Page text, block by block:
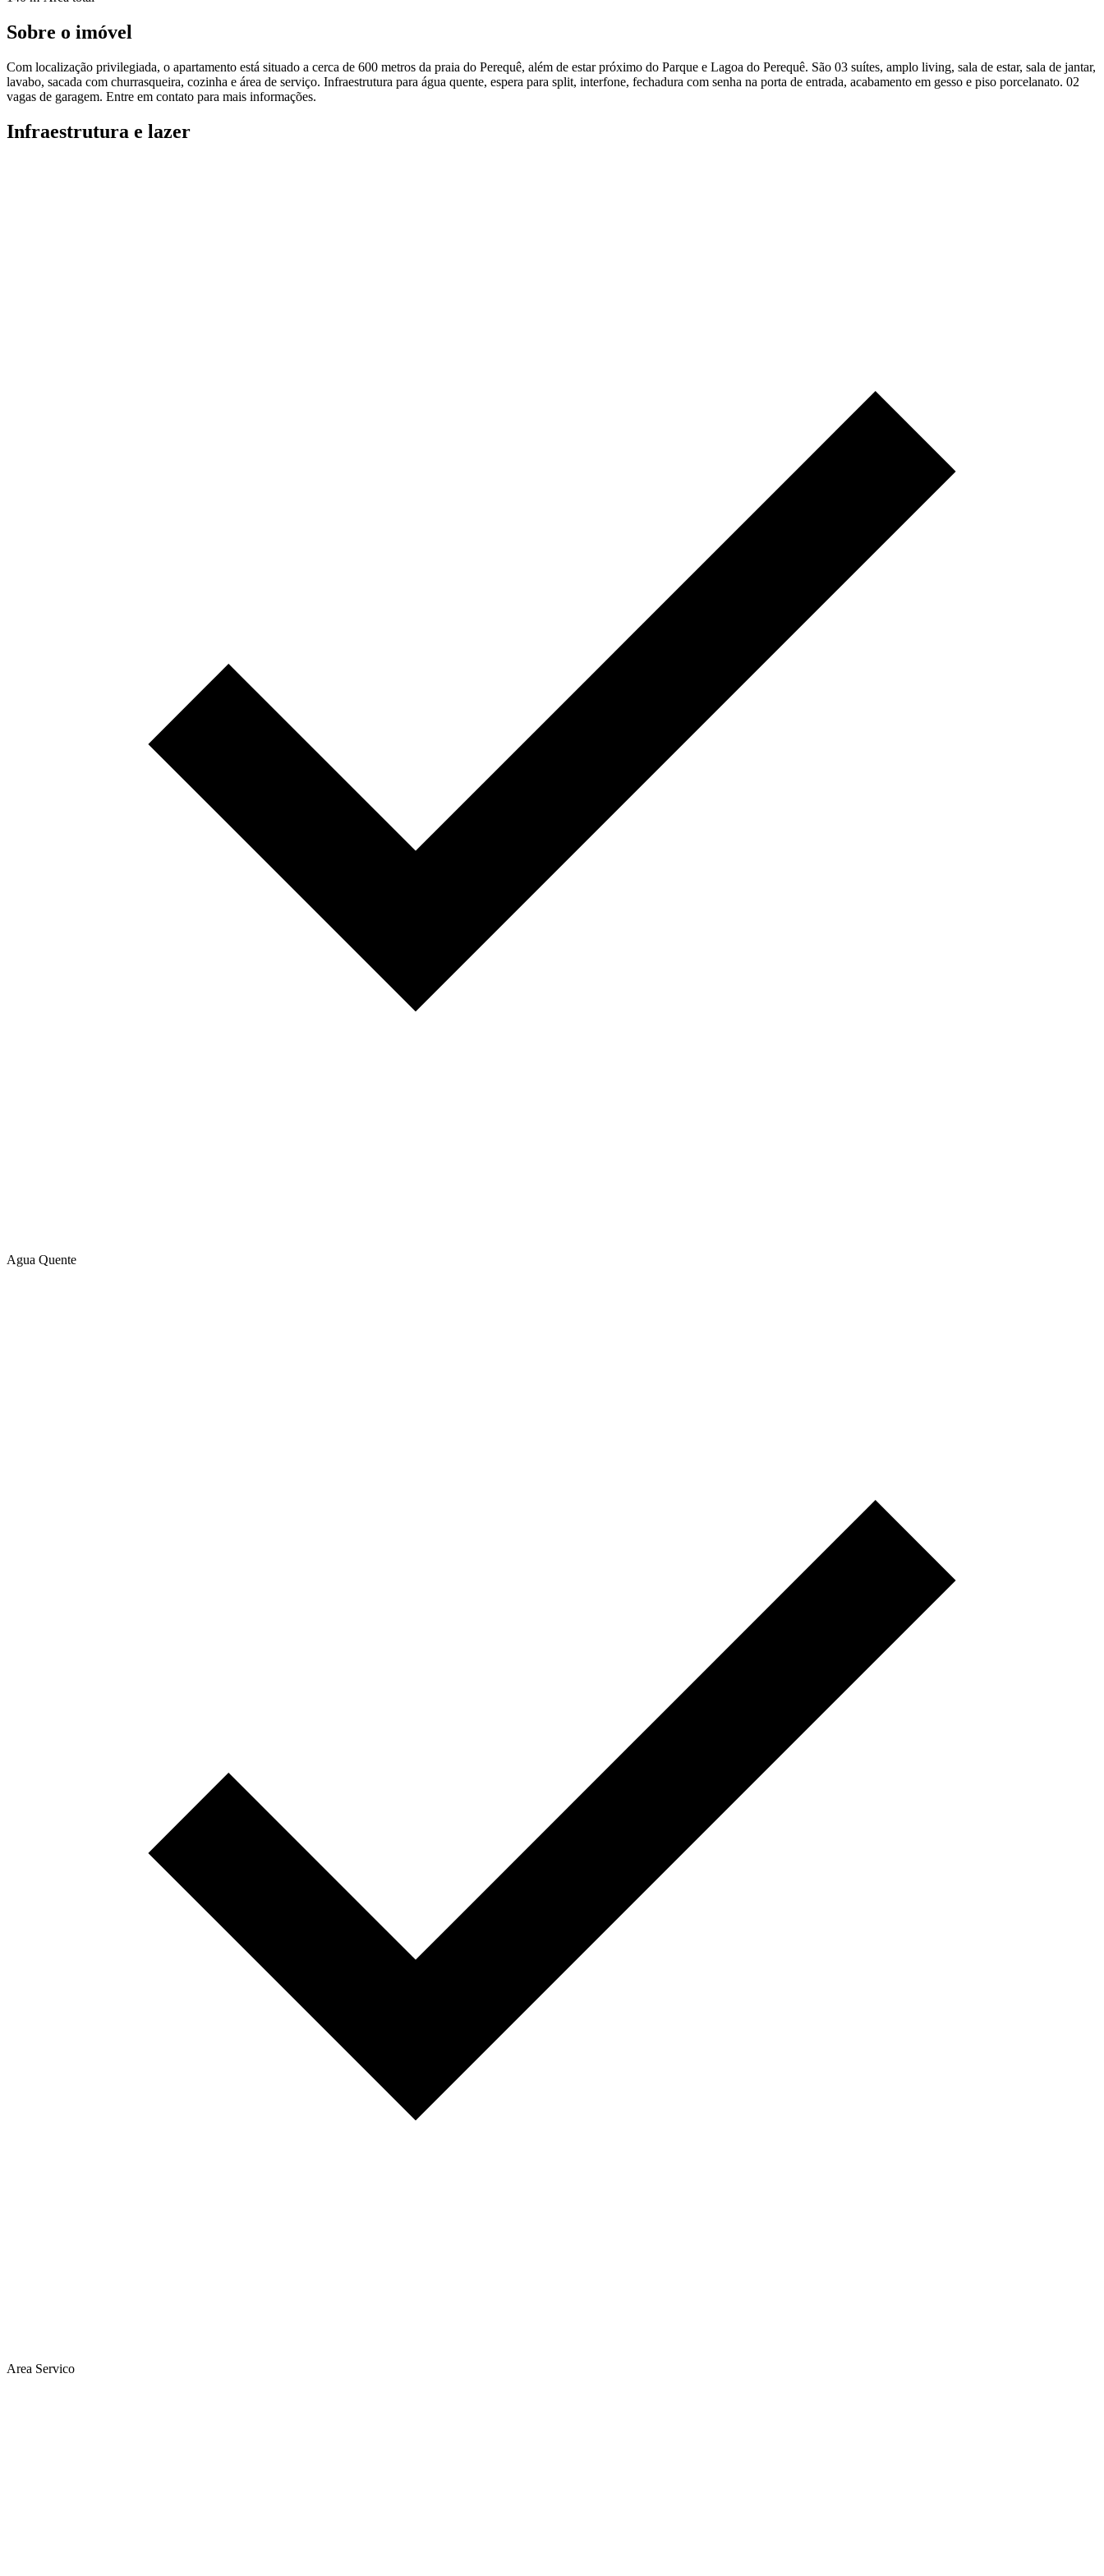
Sobre o imóvel
Com localização privilegiada, o apartamento está situado a cerca de 600 metros da praia do Perequê, além de estar próximo do Parque e Lagoa do Perequê. São 03 suítes, amplo living, sala de estar, sala de jantar,
lavabo, sacada com churrasqueira, cozinha e área de serviço. Infraestrutura para água quente, espera para split, interfone, fechadura com senha na porta de entrada, acabamento em gesso e piso porcelanato. 02
vagas de garagem. Entre em contato para mais informações.
Infraestrutura e lazer
Agua Quente
Area Servico